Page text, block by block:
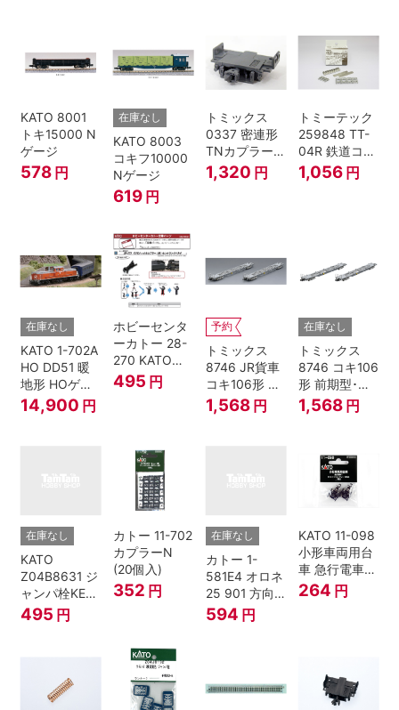
KATO 8001
トキ15000 N
ゲージ
578 円
在庫なし
KATO 8003
コキフ10000
Nゲージ
619 円
トミックス
0337 密連形
TNカプラー
(6個入・SPタ
イプ)
1,320 円
トミーテック
259848 TT-
04R 鉄道コレ
クション
1,056 円
在庫なし
KATO 1-702A
HO DD51 暖
地形 HOゲー
ジ
14,900 円
ホビーセンタ
ーカトー 28-
270 KATOナ
ックルカプラ
ー 黒 センタ
495 円
予約
トミックス
8746 JR貨車
コキ106形 前
期型･新塗装･
コンテナな
1,568 円
在庫なし
トミックス
8746 コキ106
形 前期型･新
塗装･コンテ
ナなし･2両セ
1,568 円
在庫なし
KATO
Z04B8631 ジ
ャンパ栓KE76
濃青 ランナー
495 円
カトー 11-702
カプラーN
(20個入)
352 円
在庫なし
カトー 1-
581E4 オロネ
25 901 方向
幕 4両分
594 円
KATO 11-098
小形車両用台
車 急行電車1
Bトレインシ
ョーティー 対
264 円